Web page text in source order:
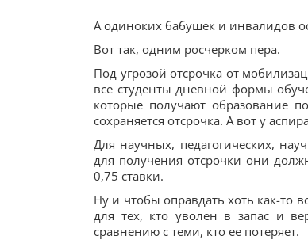
А одиноких бабушек и инвалидов
Вот так, одним росчерком пера.
Под угрозой отсрочка от
все студенты дневной формы
которые получают образование
сохраняется отсрочка. А вот у
Для научных, педагогических,
для получения отсрочки они
0,75 ставки.
Ну и чтобы оправдать хоть как-то
для тех, кто уволен в запас и
сравнению с теми, кто ее потеряет.